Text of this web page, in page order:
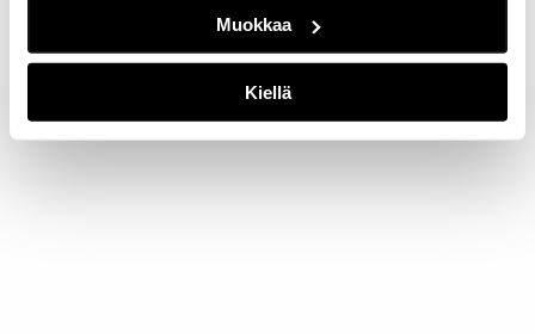
Muokkaa
Kiellä